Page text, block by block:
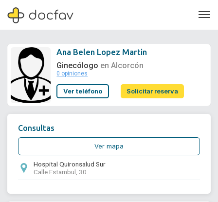
Soporte
Ana Belen Lopez Martin
Ginecólogo en Alcorcón
0 opiniones
Ver teléfono Solicitar reserva
Consultas
Ver mapa
Hospital Quironsalud Sur
Calle Estambul, 30